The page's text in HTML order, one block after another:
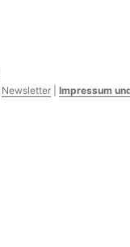
Newsletter Impressum